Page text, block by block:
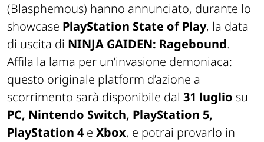
(Blasphemous) hanno annunciato, durante lo
showcase PlayStation State of Play, la data
di uscita di NINJA GAIDEN: Ragebound.
Affila la lama per un’invasione demoniaca:
questo originale platform d’azione a
scorrimento sarà disponibile dal 31 luglio su
PC, Nintendo Switch, PlayStation 5,
PlayStation 4e Xbox, e potrai provarlo in